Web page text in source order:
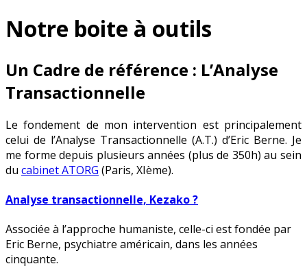
Notre boite à outils
Un Cadre de référence : L’Analyse
Transactionnelle
Le fondement de mon intervention est principalement
celui de l’Analyse Transactionnelle (A.T.) d’Eric Berne. Je
me forme depuis plusieurs années (plus de 350h) au sein
du cabinet ATORG (Paris, XIème).
Analyse transactionnelle, Kezako ?
Associée à l’approche humaniste, celle-ci est fondée par
Eric Berne, psychiatre américain, dans les années
cinquante.